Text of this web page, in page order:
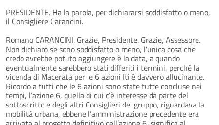
PRESIDENTE. Ha la parola, per dichiararsi soddisfatto o meno,
il Consigliere Carancini.
Romano CARANCINI. Grazie, Presidente. Grazie, Assessore.
Non dichiaro se sono soddisfatto o meno, l’unica cosa che
credo avrebbe potuto aggiungere è la data, a quando
eventualmente sarebbero stati differiti i termini, perché la
vicenda di Macerata per le 6 azioni Iti è davvero allucinante.
Ricordo a tutti che le 6 azioni sono state tutte concluse nei
tempi, l’azione 6, quella di cui c’è interesse da parte del
sottoscritto e degli altri Consiglieri del gruppo, riguardava la
mobilità urbana, ebbene l’amministrazione precedente era